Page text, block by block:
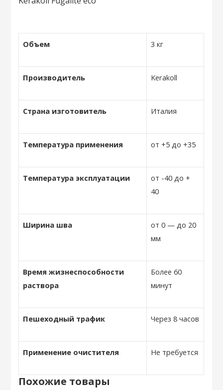
Объем 3 кг
Производитель Kerakoll
Страна изготовитель Италия
Температура применения от +5 до +35
Температура эксплуатации
от -40 до +
40
Ширина шва
от 0 — до 20
мм
Время жизнеспособности
раствора
Более 60
минут
Пешеходный трафик Через 8 часов
Применение очистителя Не требуется
Похожие товары